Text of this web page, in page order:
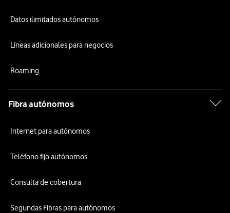
Datos ilimitados autónomos
Líneas adicionales para negocios
Roaming
Fibra autónomos
Internet para autónomos
Teléfono fijo autónomos
Consulta de cobertura
Segundas Fibras para autónomos